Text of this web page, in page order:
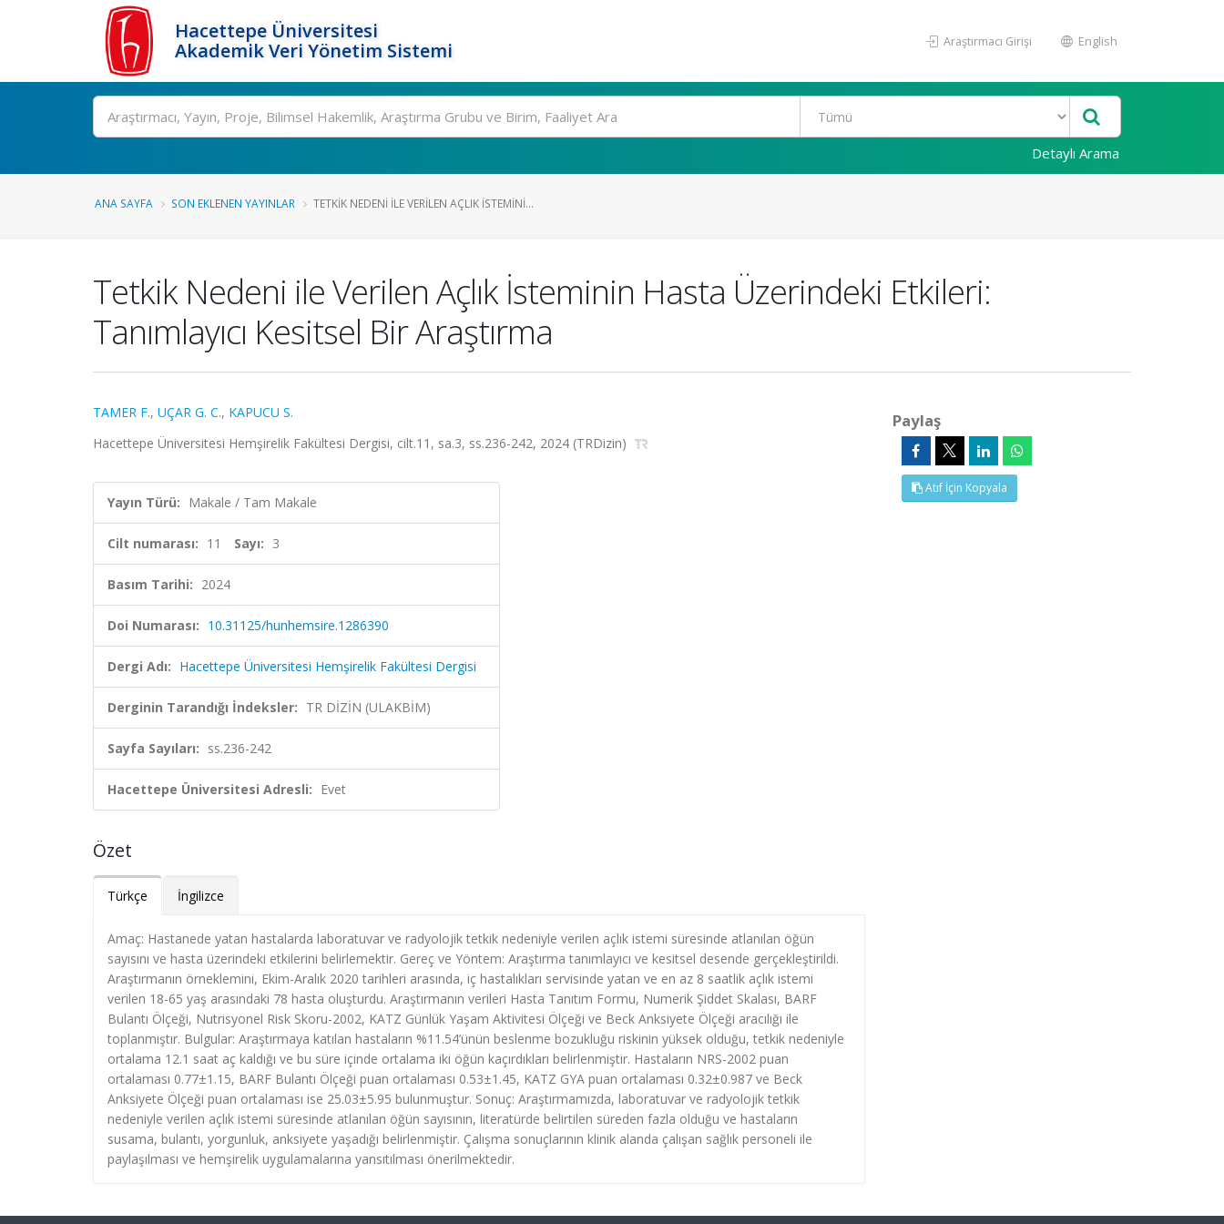
Hacettepe Üniversitesi
Akademik Veri Yönetim Sistemi
Araştırmacı Girişi English
Ara
Detaylı Arama
ANA SAYFA SON EKLENEN YAYINLAR TETKIK NEDENI ILE VERILEN AÇLIK İSTEMINI...
Tetkik Nedeni ile Verilen Açlık İsteminin Hasta Üzerindeki Etkileri:
Tanımlayıcı Kesitsel Bir Araştırma
TAMER F., UÇAR G. C., KAPUCU S.
Hacettepe Üniversitesi Hemşirelik Fakültesi Dergisi, cilt.11, sa.3, ss.236-242, 2024 (TRDizin)
Yayın Türü: Makale / Tam Makale
Cilt numarası: 11 Sayı: 3
Basım Tarihi: 2024
Doi Numarası: 10.31125/hunhemsire.1286390
Dergi Adı: Hacettepe Üniversitesi Hemşirelik Fakültesi Dergisi
Derginin Tarandığı İndeksler: TR DİZİN (ULAKBİM)
Sayfa Sayıları: ss.236-242
Hacettepe Üniversitesi Adresli: Evet
Özet
Türkçe İngilizce
Amaç: Hastanede yatan hastalarda laboratuvar ve radyolojik tetkik nedeniyle verilen açlık istemi süresinde atlanılan öğün
sayısını ve hasta üzerindeki etkilerini belirlemektir. Gereç ve Yöntem: Araştırma tanımlayıcı ve kesitsel desende gerçekleştirildi.
Araştırmanın örneklemini, Ekim-Aralık 2020 tarihleri arasında, iç hastalıkları servisinde yatan ve en az 8 saatlik açlık istemi
verilen 18-65 yaş arasındaki 78 hasta oluşturdu. Araştırmanın verileri Hasta Tanıtım Formu, Numerik Şiddet Skalası, BARF
Bulantı Ölçeği, Nutrisyonel Risk Skoru-2002, KATZ Günlük Yaşam Aktivitesi Ölçeği ve Beck Anksiyete Ölçeği aracılığı ile
toplanmıştır. Bulgular: Araştırmaya katılan hastaların %11.54’ünün beslenme bozukluğu riskinin yüksek olduğu, tetkik nedeniyle
ortalama 12.1 saat aç kaldığı ve bu süre içinde ortalama iki öğün kaçırdıkları belirlenmiştir. Hastaların NRS-2002 puan
ortalaması 0.77±1.15, BARF Bulantı Ölçeği puan ortalaması 0.53±1.45, KATZ GYA puan ortalaması 0.32±0.987 ve Beck
Anksiyete Ölçeği puan ortalaması ise 25.03±5.95 bulunmuştur. Sonuç: Araştırmamızda, laboratuvar ve radyolojik tetkik
nedeniyle verilen açlık istemi süresinde atlanılan öğün sayısının, literatürde belirtilen süreden fazla olduğu ve hastaların
susama, bulantı, yorgunluk, anksiyete yaşadığı belirlenmiştir. Çalışma sonuçlarının klinik alanda çalışan sağlık personeli ile
paylaşılması ve hemşirelik uygulamalarına yansıtılması önerilmektedir.
Paylaş
Atıf İçin Kopyala